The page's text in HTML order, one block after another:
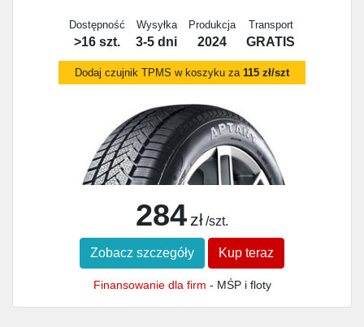
Dostępność
>16 szt.
Wysyłka
3-5 dni
Produkcja
2024
Transport
GRATIS
Dodaj czujnik TPMS w koszyku za 115 zł/szt
284 zł /szt.
Zobacz szczegóły Kup teraz
Finansowanie dla firm - MŚP i floty